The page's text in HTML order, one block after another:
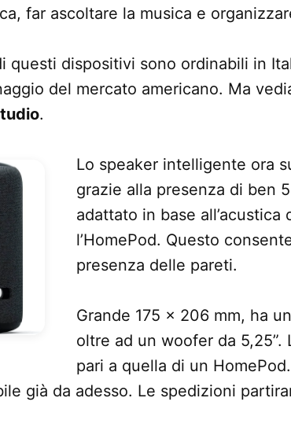
far ascoltare la musica e
questi dispositivi sono ordinabili in
del mercato americano. Ma
.
Lo speaker intelligente ora
grazie alla presenza di ben
adattato in base
l’HomePod. Questo
presenza delle pareti.
Grande 175 x 206 mm, ha
oltre ad un woofer da
pari a quella di un
già da adesso. Le spedizioni